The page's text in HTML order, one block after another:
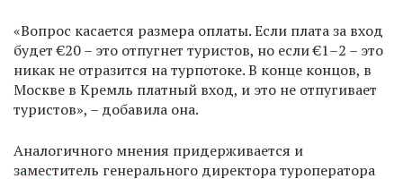
«Вопрос касается размера оплаты. Если плата за вход
будет €20 – это отпугнет туристов, но если €1–2 – это
никак не отразится на турпотоке. В конце концов, в
Москве в Кремль платный вход, и это не отпугивает
туристов», – добавила она.
Аналогичного мнения придерживается и
заместитель генерального директора туроператора